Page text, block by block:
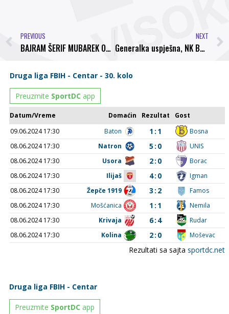
PREVIOUS
BAJRAM ŠERIF MUBAREK OLSUN
NEXT
Generalka uspješna, NK Bosna 2:0 NK Stupčanica